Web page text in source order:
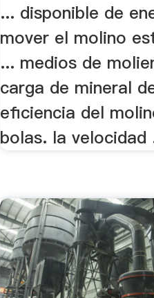
... disponible de
mover el molino
... medios de
carga de mineral
eficiencia del
bolas. la velocidad